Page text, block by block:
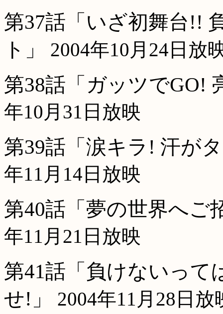
第37話「いざ初舞台!!
ト」
2004年10月24日放
第38話「ガッツでGO!
年10月31日放映
第39話「涙キラ! 汗が
年11月14日放映
第40話「夢の世界へご
年11月21日放映
第41話「負けないって
せ!」
2004年11月28日放